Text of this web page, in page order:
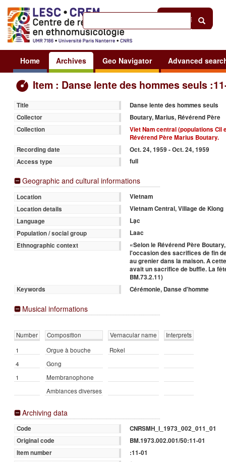
Sign in
Home Archives Geo Navigator Advanced
Item : Danse lente des hommes seuls
Title
Danse lente des hommes seuls
Collector
Boutary, Marius, Révérend Père
Collection
Viet Nam central (populations Cil
Révérend Père Marius Boutary.
Recording date
Oct. 24, 1959 - Oct. 24, 1959
Access type
full
Geographic and cultural informations
Location
Vietnam
Location details
Vietnam Central, Village de Klong
Language
Lạc
Population / social group
Laac
Ethnographic context
«Selon le Révérend Père
l'occasion des sacrifices de fin
au grenier dans la maison. A
avait un sacrifice de buffle. La
BM.73.2.11)
Keywords
Cérémonie, Danse d'homme
Musical informations
Number Composition Vernacular name
Interprets
1
Orgue à bouche
Rokel
4
Gong
1
Membranophone
Ambiances diverses
Archiving data
Code
CNRSMH_I_1973_002_011_01
Original code
BM.1973.002.001/50:11-01
Item number
:11-01